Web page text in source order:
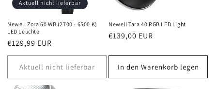
e
:
Aktuell nicht lieferbar
Newell Zora 60 WB (2700 - 6500 K)
LED Leuchte
Normaler
Preis
€129,99 EUR
Aktuell nicht lieferbar
Newell Tara 40 RGB LED Light
Normaler
€139,00 EUR
In den Warenkorb legen